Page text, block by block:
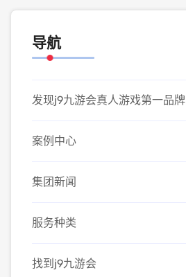
导航
发现j9九游会真人游戏第一品牌
案例中心
集团新闻
服务种类
找到j9九游会